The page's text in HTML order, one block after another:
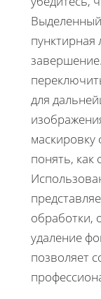
Выделенный
для
понять, как
обработки,
удаление
позволяет